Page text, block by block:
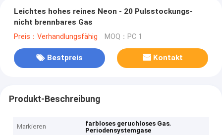
Leichtes hohes reines Neon - 20 Pulsstockungs-
nicht brennbares Gas
Preis：Verhandlungsfähig MOQ：PC 1
Bestpreis Kontakt
Produkt-Beschreibung
Markieren farbloses geruchloses Gas,
Periodensystemgase